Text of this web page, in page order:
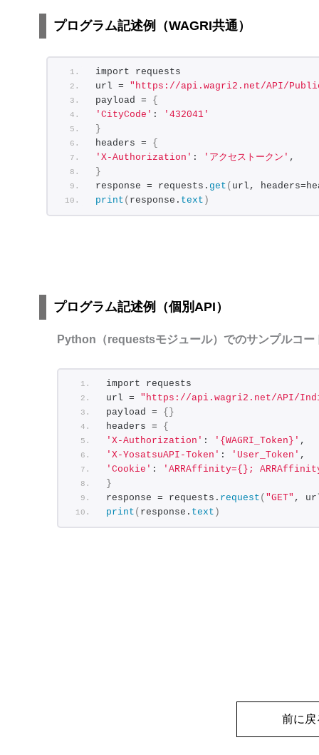
プログラム記述例（WAGRI共通）
import requests
url = "https://api.wagri2.net/API/
payload = {
'CityCode' :
'432041'
}
headers = {
'X-Authorization' : 'アクセストークン' ,
}
response = requests. get ( url,
print ( response. text )
プログラム記述例（個別API）
Python（requestsモジュール）でのサンプルコー
import requests
url = "https://api.wagri2.net/API/
payload = {}
headers = {
'X-Authorization' : '{WAGRI_Token}' ,
'X-YosatsuAPI-Token' : 'User_Token' ,
'Cookie' :
'ARRAffinity={};
}
response = requests. request ( "GET" ,
print ( response. text )
前に戻